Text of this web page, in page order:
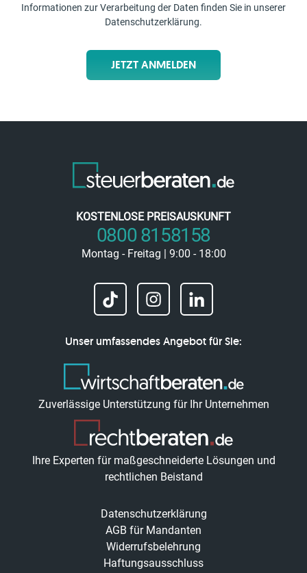
Informationen zur Verarbeitung der Daten finden Sie in unserer
Datenschutzerklärung.
JETZT ANMELDEN
KOSTENLOSE PREISAUSKUNFT
0800 8158158
Montag - Freitag | 9:00 - 18:00
Unser umfassendes Angebot für Sie:
Zuverlässige Unterstützung für Ihr Unternehmen
Ihre Experten für maßgeschneiderte Lösungen und
rechtlichen Beistand
Datenschutzerklärung
AGB für Mandanten
Widerrufsbelehrung
Haftungsausschluss